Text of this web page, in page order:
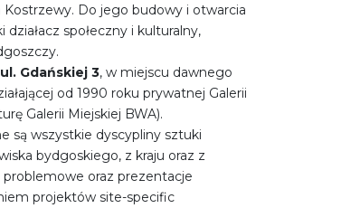
Kostrzewy. Do jego budowy i otwarcia
działacz społeczny i kulturalny,
ul. Gdańskiej 3, w miejscu dawnego
od 1990 roku prywatnej Galerii
Galerii Miejskiej BWA).
są wszystkie dyscypliny sztuki
bydgoskiego, z kraju oraz z
oraz prezentacje
projektów site-specific